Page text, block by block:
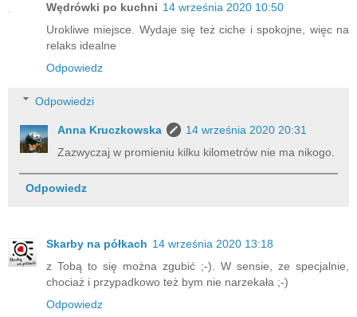
Wędrówki po kuchni 14 września 2020 10:50
Urokliwe miejsce. Wydaje się też ciche i spokojne, więc na
relaks idealne
Odpowiedz
Odpowiedzi
Anna Kruczkowska
14 września 2020 20:31
Zazwyczaj w promieniu kilku kilometrów nie ma nikogo.
Odpowiedz
Skarby na półkach 14 września 2020 13:18
z Tobą to się można zgubić ;-). W sensie, ze specjalnie,
chociaż i przypadkowo też bym nie narzekała ;-)
Odpowiedz